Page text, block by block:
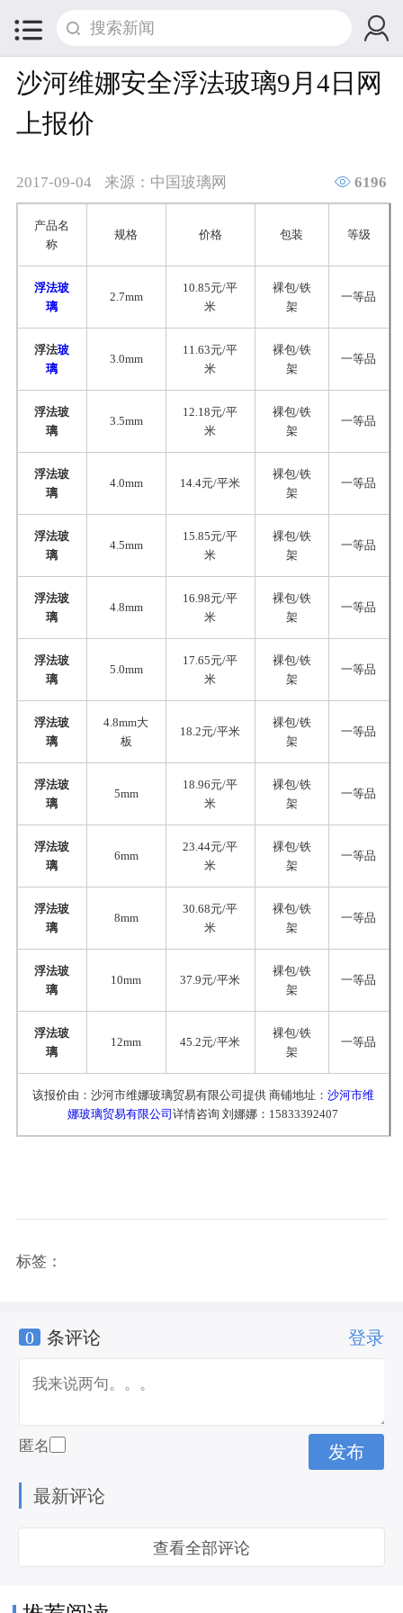
 
沙河维娜安全浮法玻璃9月4日网
上报价
2017-09-04 来源：中国玻璃网  6196
产品名
称
规格 价格 包装 等级
浮法玻
璃
2.7mm
10.85元/平
米
裸包/铁
架
一等品
浮法玻
璃
3.0mm
11.63元/平
米
裸包/铁
架
一等品
浮法玻
璃
3.5mm
12.18元/平
米
裸包/铁
架
一等品
浮法玻
璃
4.0mm 14.4元/平米
裸包/铁
架
一等品
浮法玻
璃
4.5mm
15.85元/平
米
裸包/铁
架
一等品
浮法玻
璃
4.8mm
16.98元/平
米
裸包/铁
架
一等品
浮法玻
璃
5.0mm
17.65元/平
米
裸包/铁
架
一等品
浮法玻
璃
4.8mm大
板
18.2元/平米
裸包/铁
架
一等品
浮法玻
璃
5mm
18.96元/平
米
裸包/铁
架
一等品
浮法玻
璃
6mm
23.44元/平
米
裸包/铁
架
一等品
浮法玻
璃
8mm
30.68元/平
米
裸包/铁
架
一等品
浮法玻
璃
10mm 37.9元/平米
裸包/铁
架
一等品
浮法玻
璃
12mm 45.2元/平米
裸包/铁
架
一等品
该报价由：沙河市维娜玻璃贸易有限公司提供 商铺地址： 沙河市维
娜玻璃贸易有限公司详情咨询 刘娜娜：15833392407
标签：
0 条评论 登录
匿名
最新评论
查看全部评论